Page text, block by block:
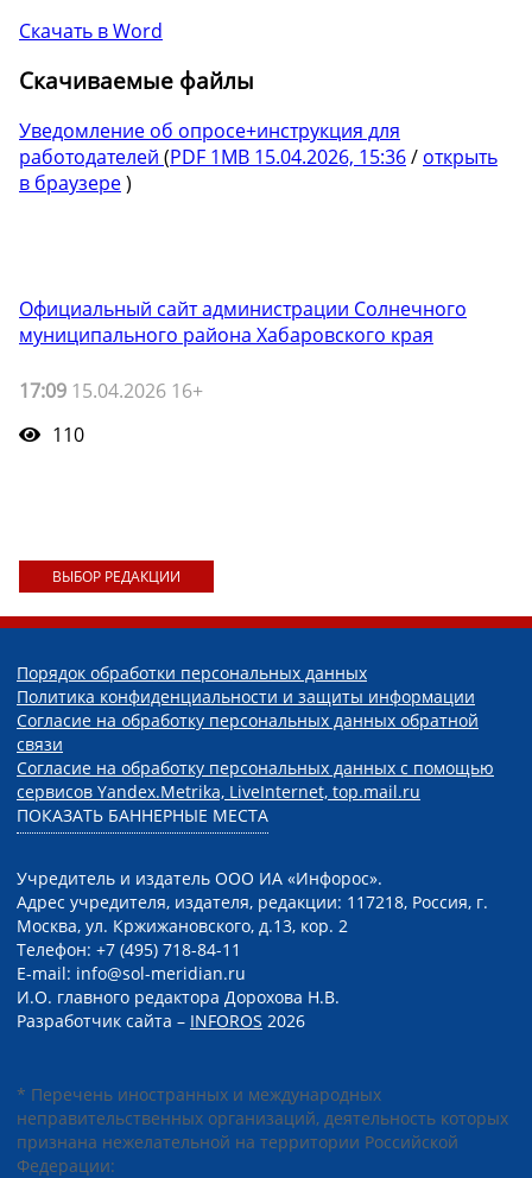
Скачать в Word
Cкачиваемые файлы
Уведомление об опросе+инструкция для
работодателей (PDF 1MB 15.04.2026, 15:36/ открыть
в браузере)
Официальный сайт администрации Солнечного
муниципального района Хабаровского края
17:09 15.04.2026 16+
110
ВЫБОР РЕДАКЦИИ
Порядок обработки персональных данных
Политика конфиденциальности и защиты информации
Согласие на обработку персональных данных обратной
связи
Согласие на обработку персональных данных с помощью
сервисов Yandex.Metrika, LiveInternet, top.mail.ru
ПОКАЗАТЬ БАННЕРНЫЕ МЕСТА
Учредитель и издатель ООО ИА «Инфорос».
Адрес учредителя, издателя, редакции: 117218, Россия, г.
Москва, ул. Кржижановского, д.13, кор. 2
Телефон: +7 (495) 718-84-11
E-mail: info@sol-meridian.ru
И.О. главного редактора Дорохова Н.В.
Разработчик сайта – INFOROS 2026
* Перечень иностранных и международных
неправительственных организаций, деятельность которых
признана нежелательной на территории Российской
Федерации: